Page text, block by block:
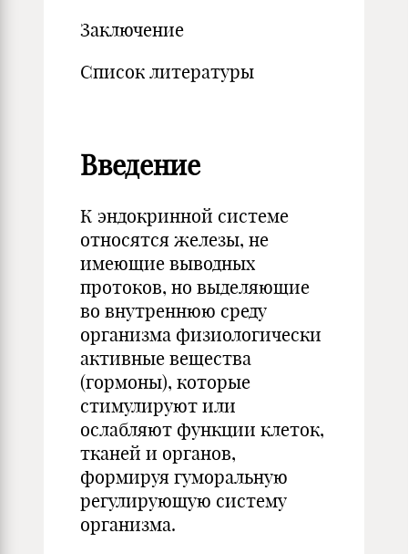
Заключение
Список литературы
Введение
К эндокринной системе
относятся железы, не
имеющие выводных
протоков, но выделяющие
во внутреннюю среду
организма физиологически
активные вещества
(гормоны), которые
стимулируют или
ослабляют функции клеток,
тканей и органов,
формируя гуморальную
регулирующую систему
организма.